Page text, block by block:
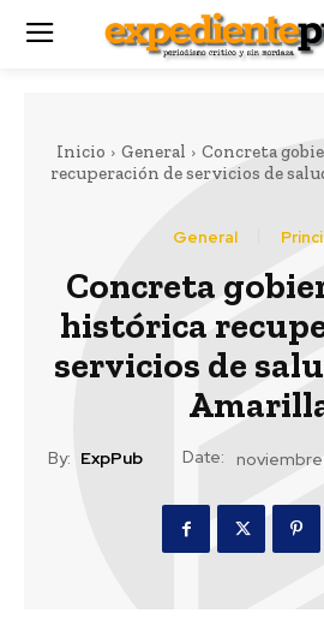
Inicio General
Concreta
recuperación de servicios de
General
Concreta
histórica
servicios de
By: ExpPub Date: noviembre